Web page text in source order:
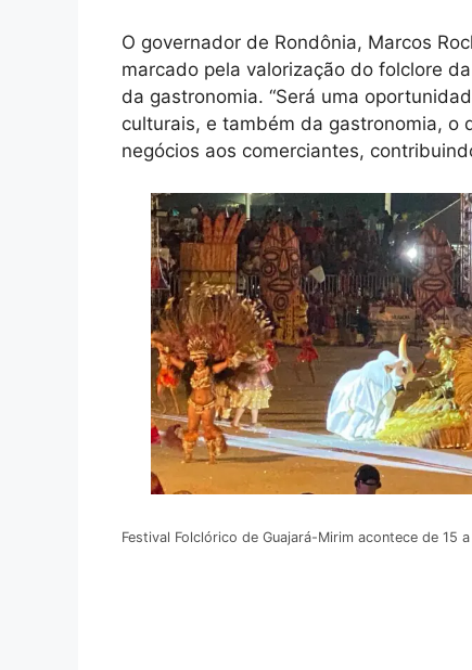
O governador de Rondônia, Marcos
marcado pela valorização do folclore
da gastronomia. “Será uma
culturais, e também da gastronomia, o
negócios aos comerciantes,
Festival Folclórico de Guajará-Mirim acontece de 15